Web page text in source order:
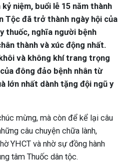
niệm, buổi lễ 15 năm thành
Tộc đã trở thành ngày hội của
thuốc, nghĩa người bệnh
thành và xúc động nhất.
và không khí trang trọng
đông đảo bệnh nhân từ
lớn nhất dành tặng đội ngũ y
mừng, mà còn để kể lại câu
câu chuyện chữa lành,
YHCT và nhờ sự đồng hành
tâm Thuốc dân tộc.